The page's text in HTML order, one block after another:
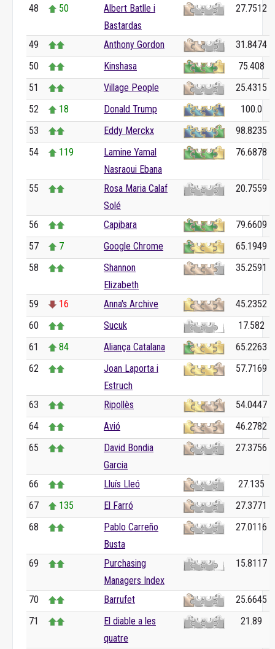
48
50
Albert Batlle i
Bastardas
27.7512
49 Anthony Gordon
31.8474
50
Kinshasa
75.408
51
Village People
25.4315
52
18 Donald Trump
100.0
53
Eddy Merckx
98.8235
54
119
Lamine Yamal
Nasraoui Ebana
76.6878
55
Rosa Maria Calaf
Solé
20.7559
56 Capibara
79.6609
57
7 Google Chrome
65.1949
58
Shannon
Elizabeth
35.2591
59 16 Anna's Archive
45.2352
60
Sucuk
17.582
61
84 Aliança Catalana
65.2263
62
Joan Laporta i
Estruch
57.7169
63 Ripollès
54.0447
64
Avió
46.2782
65
David Bondia
Garcia
27.3756
66 Lluís Lleó
27.135
67
135 El Farró
27.3771
68
Pablo Carreño
Busta
27.0116
69
Purchasing
Managers Index
15.8117
70 Barrufet
25.6645
71
El diable a les
quatre
21.89